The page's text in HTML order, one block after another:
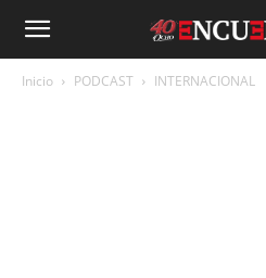
Inicio PODCAST INTERNACIONAL